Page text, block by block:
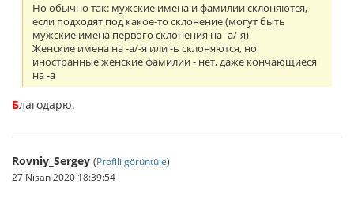
Но обычно так: мужские имена и фамилии склоняются,
если подходят под какое-то склонение (могут быть
мужские имена первого склонения на -а/-я)
Женские имена на -а/-я или -ь склоняются, но
иностранные женские фамилии - нет, даже кончающиеся
на -а
Благодарю.
Rovniy_Sergey (Profili görüntüle)
27 Nisan 2020 18:39:54